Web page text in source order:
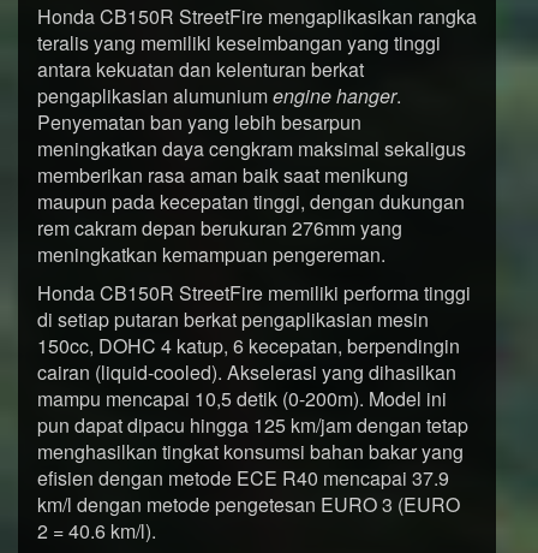
Honda CB150R StreetFire mengaplikasikan rangka
teralis yang memiliki keseimbangan yang tinggi
antara kekuatan dan kelenturan berkat
pengaplikasian alumuniumengine hanger.
Penyematan ban yang lebih besarpun
meningkatkan daya cengkram maksimal sekaligus
memberikan rasa aman baik saat menikung
maupun pada kecepatan tinggi, dengan dukungan
rem cakram depan berukuran 276mm yang
meningkatkan kemampuan pengereman.
Honda CB150R StreetFire memiliki performa tinggi
di setiap putaran berkat pengaplikasian mesin
150cc, DOHC 4 katup, 6 kecepatan, berpendingin
cairan (liquid-cooled). Akselerasi yang dihasilkan
mampu mencapai 10,5 detik (0-200m). Model ini
pun dapat dipacu hingga 125 km/jam dengan tetap
menghasilkan tingkat konsumsi bahan bakar yang
efisien dengan metode ECE R40 mencapai 37.9
km/l dengan metode pengetesan EURO 3 (EURO
2 = 40.6 km/l).